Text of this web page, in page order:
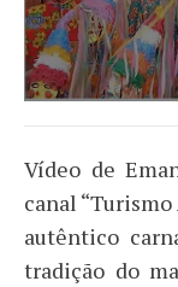
Vídeo de
canal “Turismo
autêntico
tradição do